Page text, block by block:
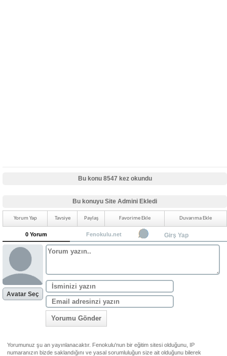
Bu konu 8547 kez okundu
Bu konuyu Site Admini Ekledi
Yorum Yap Tavsiye Paylaş Favorime Ekle Duvarıma Ekle
0 Yorum Fenokulu.net Girş Yap
Avatar Seç
Yorumu Gönder
Yorumunuz şu an yayınlanacaktır. Fenokulu'nun bir eğitim sitesi olduğunu, IP
numaranızın bizde saklandığını ve yasal sorumluluğun size ait olduğunu bilerek